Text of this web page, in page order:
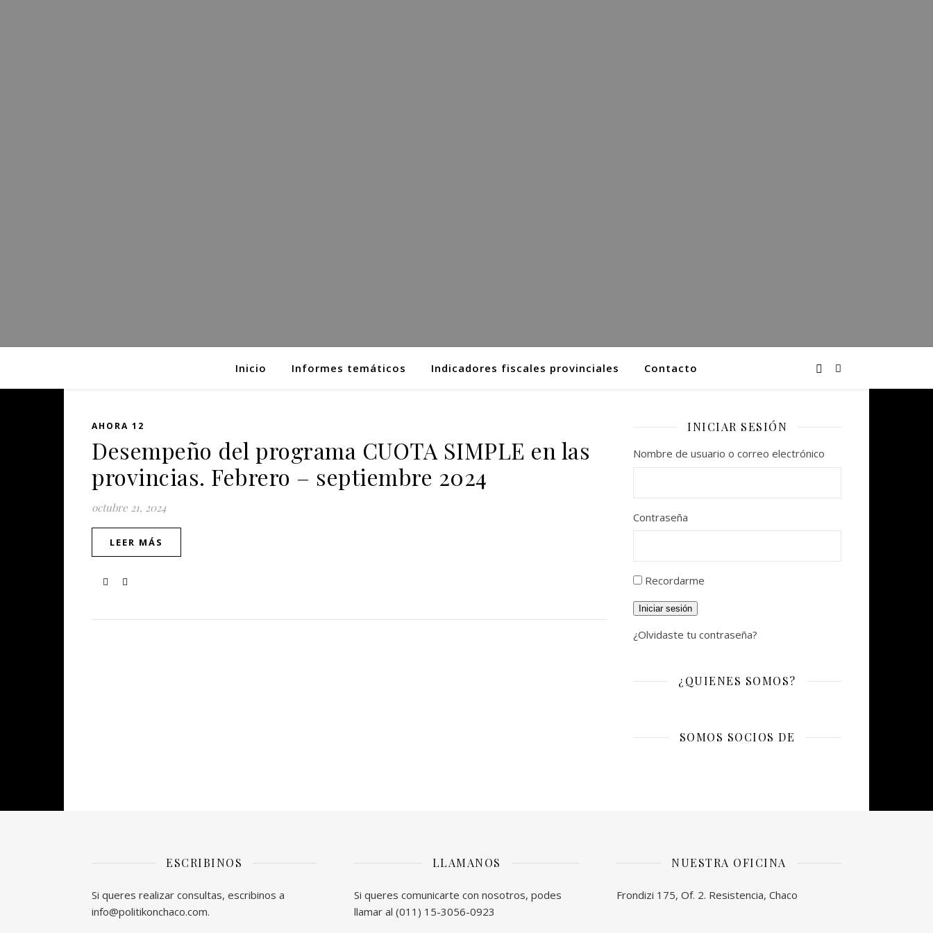
Inicio Informes temáticos Indicadores fiscales provinciales Contacto
AHORA 12
Desempeño del programa CUOTA SIMPLE en las
provincias. Febrero – septiembre 2024
octubre 21, 2024
LEER MÁS
INICIAR SESIÓN
Nombre de usuario o correo electrónico
Contraseña
Recordarme
Iniciar sesión
¿Olvidaste tu contraseña?
¿QUIENES SOMOS?
SOMOS SOCIOS DE
ESCRIBINOS
Si queres realizar consultas, escribinos a
info@politikonchaco.com.
LLAMANOS
Si queres comunicarte con nosotros, podes
llamar al (011) 15-3056-0923
NUESTRA OFICINA
Frondizi 175, Of. 2. Resistencia, Chaco